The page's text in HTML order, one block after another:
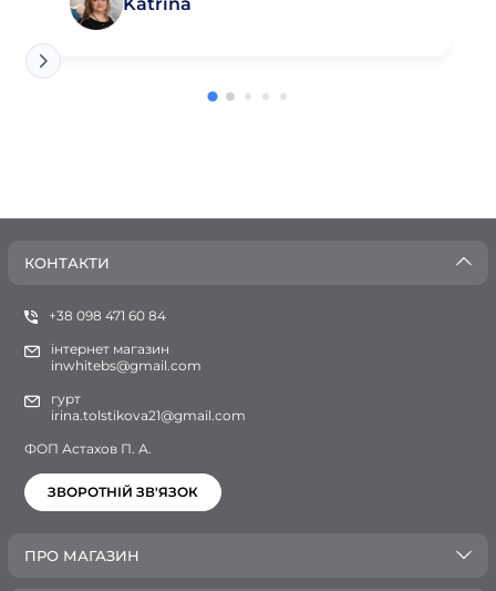
КОНТАКТИ
+38 098 471 60 84
інтернет магазин
inwhitebs@gmail.com
гурт
irina.tolstikova21@gmail.com
ФОП Астахов П. А.
ЗВОРОТНІЙ ЗВ'ЯЗОК
ПРО МАГАЗИН